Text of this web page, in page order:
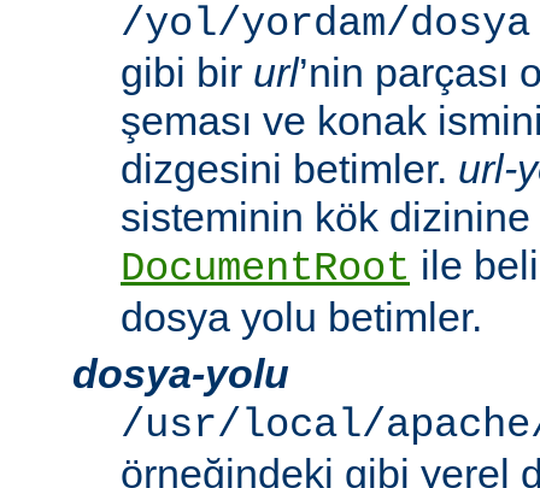
/yol/yordam/
gibi bir url’nin parçası
şeması ve konak
dizgesini betimler. url-
sisteminin kök
DocumentRoot ile
dosya yolu betimler.
dosya-yolu
/usr/local/
örneğindeki gibi yerel